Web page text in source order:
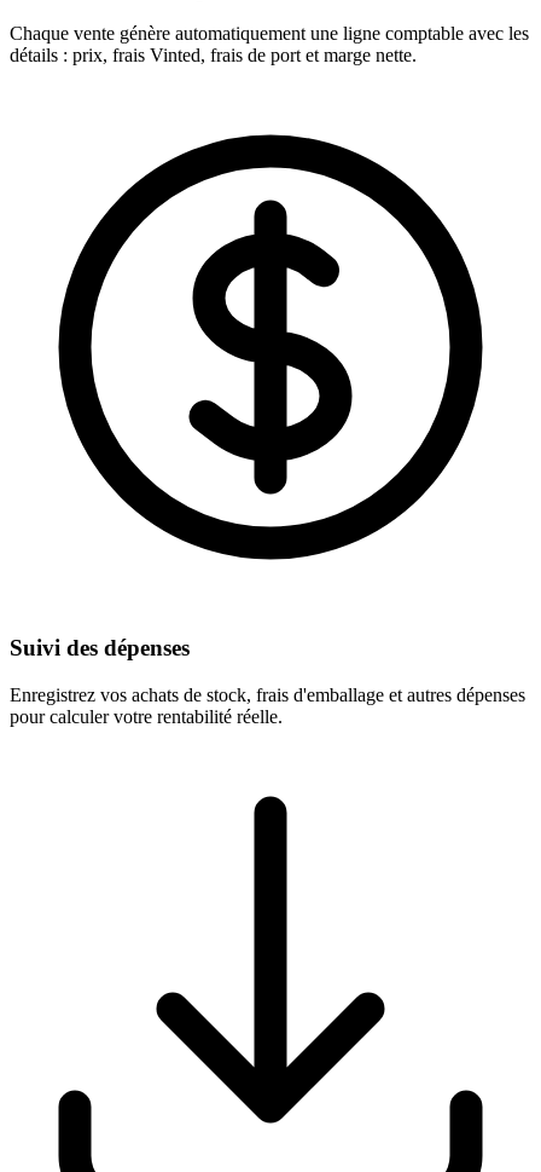
Chaque vente génère automatiquement une ligne comptable avec les
détails : prix, frais Vinted, frais de port et marge nette.
Suivi des dépenses
Enregistrez vos achats de stock, frais d'emballage et autres dépenses
pour calculer votre rentabilité réelle.